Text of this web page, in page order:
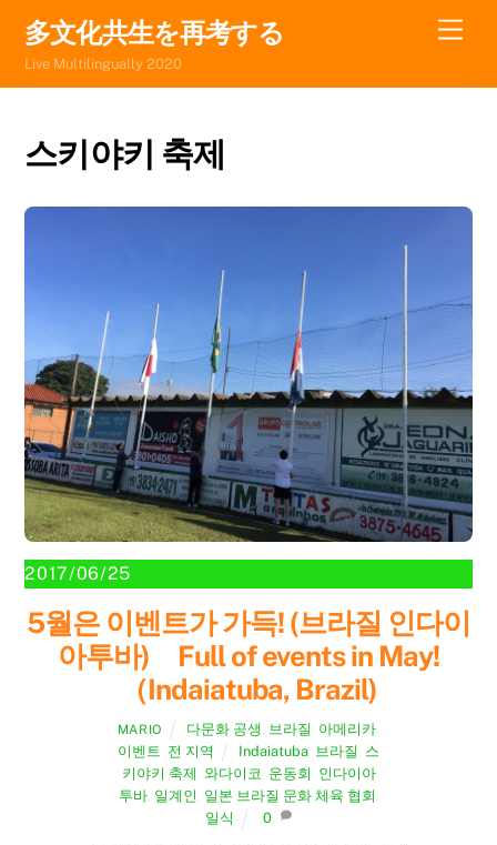
content
多文化共生を再考する
Live Multilingually 2020
스키야키 축제
2017/06/25
5월은 이벤트가 가득! (브라질 인다이
아투바) Full of events in May!
（Indaiatuba, Brazil)
MARIO 다문화 공생 브라질 아메리카
이벤트 전 지역 Indaiatuba 브라질 스
키야키 축제 와다이코 운동회 인다이아
투바, 일계인 일본 브라질 문화 체육 협회
일식
0